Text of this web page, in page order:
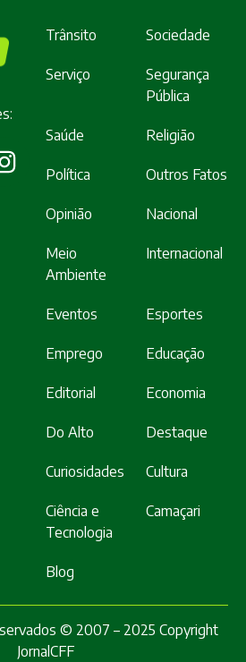
Trânsito Sociedade
Serviço
Segurança
Pública
Saúde Religião
Política Outros Fatos
Opinião Nacional
Meio
Ambiente
Internacional
Eventos Esportes
Emprego Educação
Editorial Economia
Do Alto Destaque
Curiosidades Cultura
Ciência e
Tecnologia
Camaçari
Blog
© 2007 – 2025 Copyright
JornalCFF